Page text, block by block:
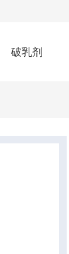
破乳剂